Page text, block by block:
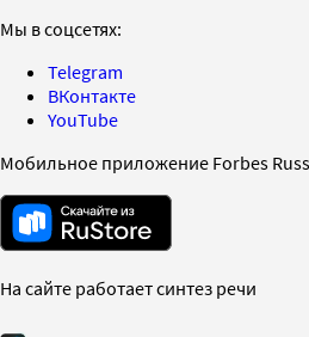
Мы в соцсетях:
Telegram
ВКонтакте
YouTube
Мобильное приложение Forbes
На сайте работает синтез речи